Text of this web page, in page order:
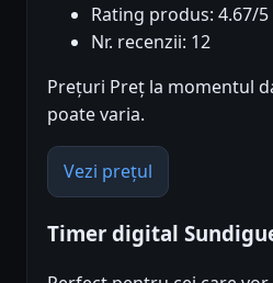
Rating produs: 4.67/5
Nr. recenzii: 12
Prețuri Preț la momentul
poate varia.
Vezi prețul
Timer digital